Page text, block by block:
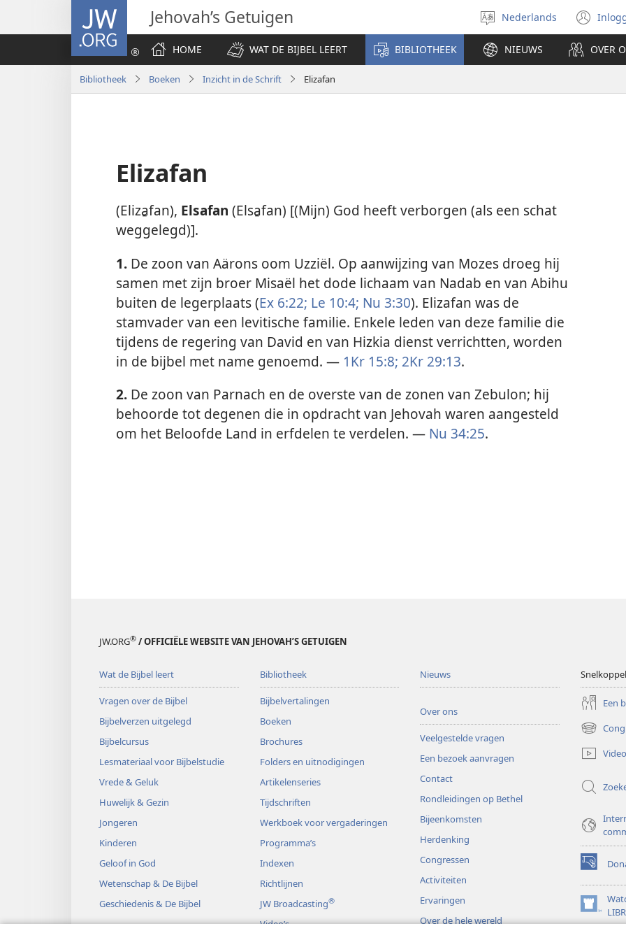
JW.ORG Jehovah’s Getuigen
Taal
selecteren
Nederlands
HOME
WAT DE BIJBEL LEERT BIBLIOTHEEK NIEUWS OVER
Bibliotheek Boeken Inzicht in de Schrift Elizafan
Elizafan
(Eliza̱fan), Elsafan (Elsa̱fan) [(Mijn) God heeft verborgen (als een schat
weggelegd)].
1. De zoon van Aärons oom Uzziël. Op aanwijzing van Mozes droeg hij
samen met zijn broer Misaël het dode lichaam van Nadab en van Abihu
buiten de legerplaats (Ex 6:22; Le 10:4; Nu 3:30). Elizafan was de
stamvader van een levitische familie. Enkele leden van deze familie die
tijdens de regering van David en van Hizkia dienst verrichtten, worden
in de bijbel met name genoemd. — 1Kr 15:8; 2Kr 29:13.
2. De zoon van Parnach en de overste van de zonen van Zebulon; hij
behoorde tot degenen die in opdracht van Jehovah waren aangesteld
om het Beloofde Land in erfdelen te verdelen. — Nu 34:25.
JW.ORG® / OFFICIËLE WEBSITE VAN JEHOVAH’S GETUIGEN
Wat de Bijbel leert
Vragen over de Bijbel
Bijbelverzen uitgelegd
Bijbelcursus
Lesmateriaal voor Bijbelstudie
Vrede & Geluk
Huwelijk & Gezin
Jongeren
Kinderen
Geloof in God
Wetenschap & De Bijbel
Geschiedenis & De Bijbel
Bibliotheek
Bijbelvertalingen
Boeken
Brochures
Folders en uitnodigingen
Artikelenseries
Tijdschriften
Werkboek voor vergaderingen
Programma’s
Indexen
Richtlijnen
JW Broadcasting®
Video’s
Nieuws
Over ons
Veelgestelde vragen
Een bezoek aanvragen
Contact
Rondleidingen op Bethel
Bijeenkomsten
Herdenking
Congressen
Activiteiten
Ervaringen
Over de hele wereld
Een
(opent
nieuw
venster)
(opent
nieuw
venster)
(opent
nieuw